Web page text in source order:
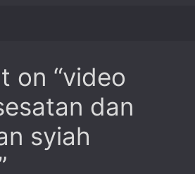
on “video
dan
syiah